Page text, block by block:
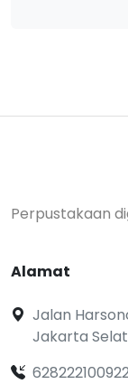
Perpustakaan
Alamat
Jalan
Jakarta